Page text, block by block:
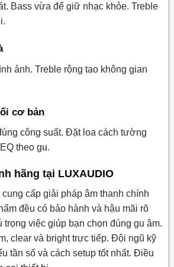
Bass vừa để giữ nhạc khỏe. Treble
ảnh. Treble rộng tạo không gian
cơ bản
công suất. Đặt loa cách tường
theo gu.
hãng tại LUXAUDIO
cấp giải pháp âm thanh chính
đều có bảo hành và hậu mãi rõ
trọng việc giúp bạn chọn đúng gu âm.
clear và bright trực tiếp. Đội ngũ kỹ
tần số và cách setup tốt nhất. Điều